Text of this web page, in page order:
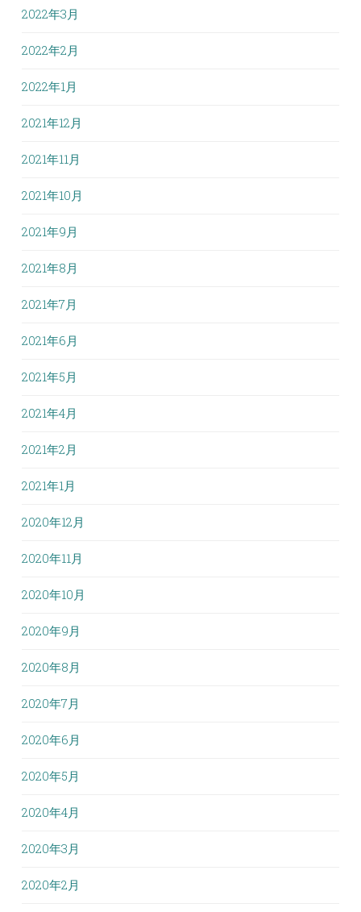
2022年3月
2022年2月
2022年1月
2021年12月
2021年11月
2021年10月
2021年9月
2021年8月
2021年7月
2021年6月
2021年5月
2021年4月
2021年2月
2021年1月
2020年12月
2020年11月
2020年10月
2020年9月
2020年8月
2020年7月
2020年6月
2020年5月
2020年4月
2020年3月
2020年2月